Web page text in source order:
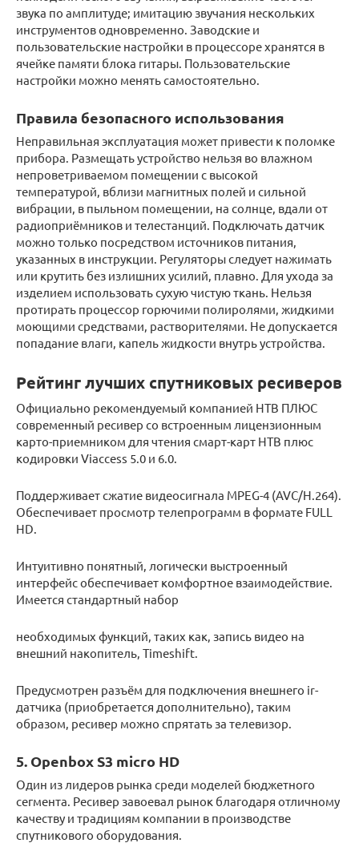
звука по амплитуде; имитацию звучания нескольких
инструментов одновременно. Заводские и
пользовательские настройки в процессоре хранятся в
ячейке памяти блока гитары. Пользовательские
настройки можно менять самостоятельно.
Правила безопасного использования
Неправильная эксплуатация может привести к поломке
прибора. Размещать устройство нельзя во влажном
непроветриваемом помещении с высокой
температурой, вблизи магнитных полей и сильной
вибрации, в пыльном помещении, на солнце, вдали от
радиоприёмников и телестанций. Подключать датчик
можно только посредством источников питания,
указанных в инструкции. Регуляторы следует нажимать
или крутить без излишних усилий, плавно. Для ухода за
изделием использовать сухую чистую ткань. Нельзя
протирать процессор горючими полиролями, жидкими
моющими средствами, растворителями. Не допускается
попадание влаги, капель жидкости внутрь устройства.
Рейтинг лучших спутниковых ресиверов
Официально рекомендуемый компанией НТВ ПЛЮС
современный ресивер со встроенным лицензионным
карто-приемником для чтения смарт-карт НТВ плюс
кодировки Viaccess 5.0 и 6.0.
Поддерживает сжатие видеосигнала MPEG-4 (AVC/H.264).
Обеспечивает просмотр телепрограмм в формате FULL
HD.
Интуитивно понятный, логически выстроенный
интерфейс обеспечивает комфортное взаимодействие.
Имеется стандартный набор
необходимых функций, таких как, запись видео на
внешний накопитель, Timeshift.
Предусмотрен разъём для подключения внешнего ir-
датчика (приобретается дополнительно), таким
образом, ресивер можно спрятать за телевизор.
5. Openbox S3 micro HD
Один из лидеров рынка среди моделей бюджетного
сегмента. Ресивер завоевал рынок благодаря отличному
качеству и традициям компании в производстве
спутникового оборудования.